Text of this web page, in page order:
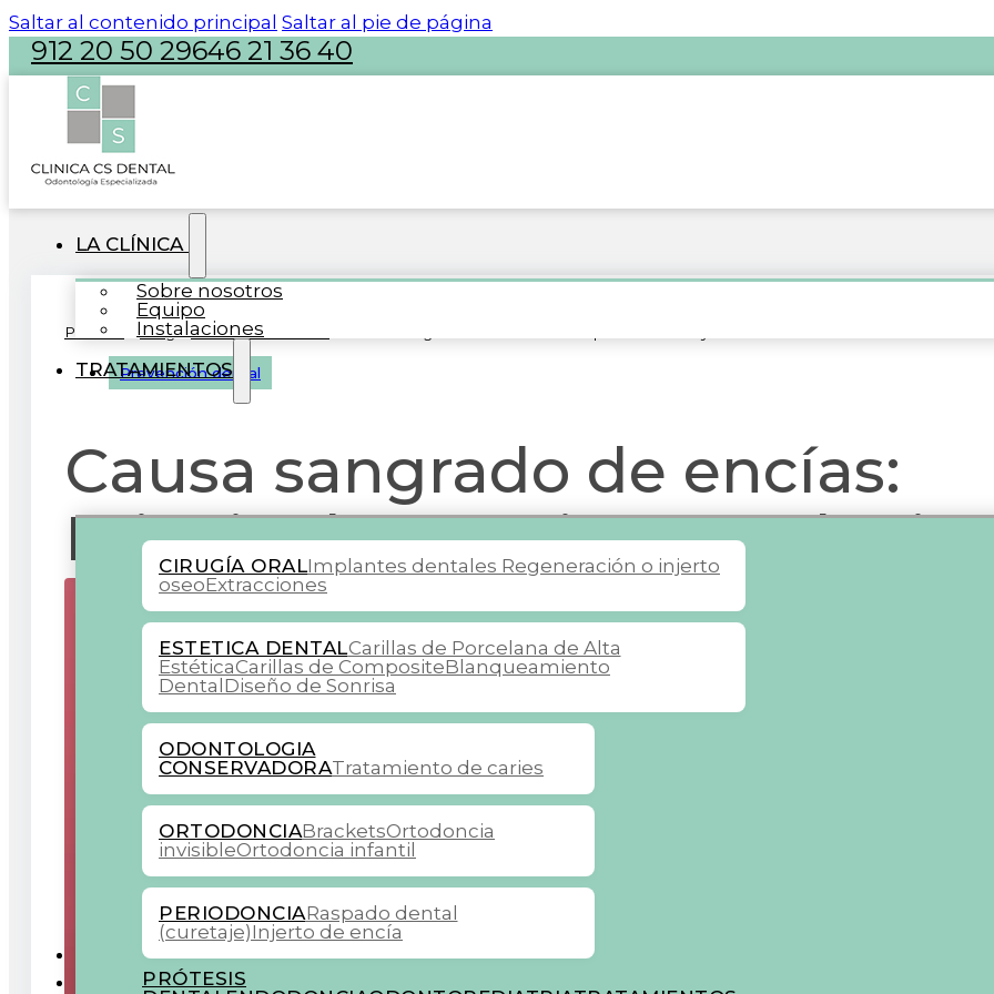
Saltar al contenido principal Saltar al pie de página
912 20 50 29646 21 36 40
atencion@clinicacsdental.com
LA CLÍNICA
Sobre nosotros
Equipo
Instalaciones
TRATAMIENTOS
CIRUGÍA ORALImplantes dentales Regeneración o injerto
oseoExtracciones
ESTETICA DENTALCarillas de Porcelana de Alta
EstéticaCarillas de CompositeBlanqueamiento
Dental Diseño de Sonrisa
ODONTOLOGIA
CONSERVADORATratamiento de caries
ORTODONCIABracketsOrtodoncia
invisibleOrtodoncia infantil
PERIODONCIARaspado dental
(curetaje)Injerto de encía
PRÓTESIS
COLABORADORES
Portada »Blog»Prevención dental
Prevención dental
Causa sangrado de encías:
Principales motivos y